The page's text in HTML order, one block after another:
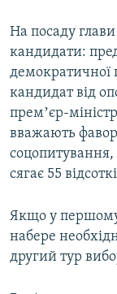
На посаду
кандидати:
демократичної
кандидат від
премʼєр-
вважають
соцопитування,
сягає 55
Якщо у першому
набере
другий тур